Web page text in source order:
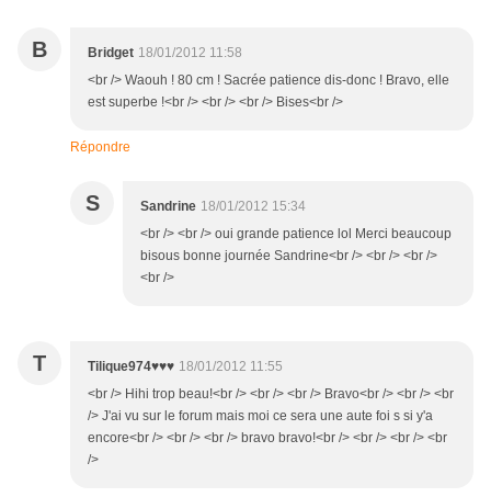
B Bridget 18/01/2012 11:58
<br /> Waouh ! 80 cm ! Sacrée patience dis-donc ! Bravo, elle
est superbe !<br /> <br /> <br /> Bises<br />
Répondre
S Sandrine 18/01/2012 15:34
<br /> <br /> oui grande patience lol Merci beaucoup
bisous bonne journée Sandrine<br /> <br /> <br />
<br />
T Tilique974♥♥♥ 18/01/2012 11:55
<br /> Hihi trop beau!<br /> <br /> <br /> Bravo<br /> <br /> <br
/> J'ai vu sur le forum mais moi ce sera une aute foi s si y'a
encore<br /> <br /> <br /> bravo bravo!<br /> <br /> <br /> <br
/>